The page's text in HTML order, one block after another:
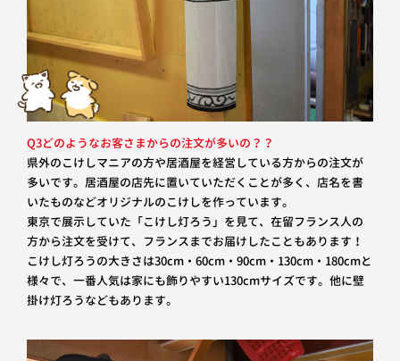
Q3どのようなお客さまからの注文が多いの？？
県外のこけしマニアの方や居酒屋を経営している方からの注文が
多いです。居酒屋の店先に置いていただくことが多く、店名を書
いたものなどオリジナルのこけしを作っています。
東京で展示していた「こけし灯ろう」を見て、在留フランス人の
方から注文を受けて、フランスまでお届けしたこともあります！
こけし灯ろうの大きさは30cm・60cm・90cm・130cm・180cmと
様々で、一番人気は家にも飾りやすい130cmサイズです。他に壁
掛け灯ろうなどもあります。